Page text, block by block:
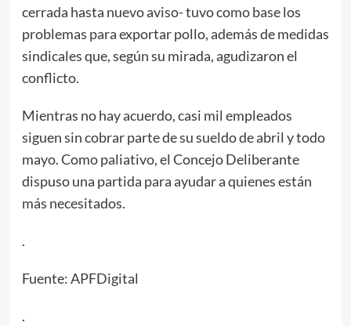
cerrada hasta nuevo aviso- tuvo como base los
problemas para exportar pollo, además de medidas
sindicales que, según su mirada, agudizaron el
conflicto.
Mientras no hay acuerdo, casi mil empleados
siguen sin cobrar parte de su sueldo de abril y todo
mayo. Como paliativo, el Concejo Deliberante
dispuso una partida para ayudar a quienes están
más necesitados.
.
Fuente: APFDigital
.